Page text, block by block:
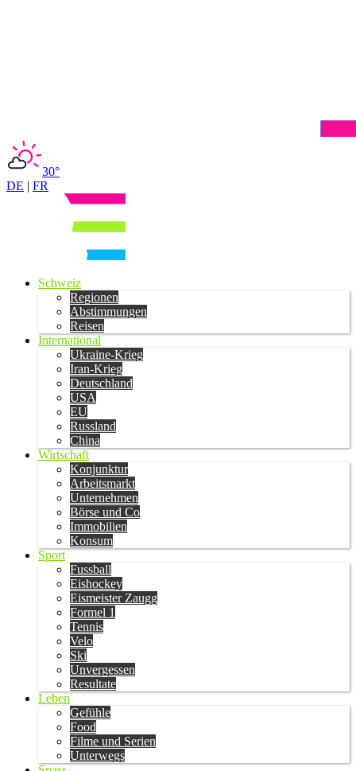
30°
DE | FR
Schweiz
Regionen
Abstimmungen
Reisen
International
Ukraine-Krieg
Iran-Krieg
Deutschland
USA
EU
Russland
China
Wirtschaft
Konjunktur
Arbeitsmarkt
Unternehmen
Börse und Co
Immobilien
Konsum
Sport
Fussball
Eishockey
Eismeister Zaugg
Formel 1
Tennis
Velo
Ski
Unvergessen
Resultate
Leben
Gefühle
Food
Filme und Serien
Unterwegs